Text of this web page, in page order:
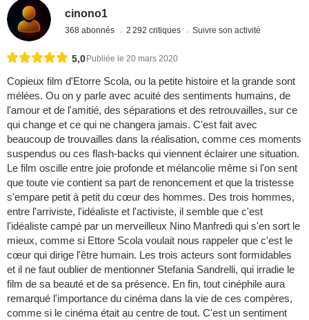
cinono1
368 abonnés 2 292 critiques Suivre son activité
5,0 Publiée le 20 mars 2020
Copieux film d'Etorre Scola, ou la petite histoire et la grande sont
mélées. Ou on y parle avec acuité des sentiments humains, de
l'amour et de l'amitié, des séparations et des retrouvailles, sur ce
qui change et ce qui ne changera jamais. C'est fait avec
beaucoup de trouvailles dans la réalisation, comme ces moments
suspendus ou ces flash-backs qui viennent éclairer une situation.
Le film oscille entre joie profonde et mélancolie même si l'on sent
que toute vie contient sa part de renoncement et que la tristesse
s'empare petit à petit du cœur des hommes. Des trois hommes,
entre l'arriviste, l'idéaliste et l'activiste, il semble que c'est
l'idéaliste campé par un merveilleux Nino Manfredi qui s'en sort le
mieux, comme si Ettore Scola voulait nous rappeler que c'est le
cœur qui dirige l'être humain. Les trois acteurs sont formidables
et il ne faut oublier de mentionner Stefania Sandrelli, qui irradie le
film de sa beauté et de sa présence. En fin, tout cinéphile aura
remarqué l'importance du cinéma dans la vie de ces compères,
comme si le cinéma était au centre de tout. C'est un sentiment